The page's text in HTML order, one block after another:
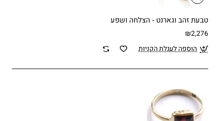
טבעת זהב וגארנט - הצלחה ושפע
₪2,276
הוספה לעגלת הקניות